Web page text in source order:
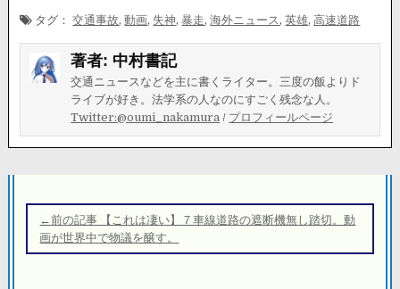
タグ：交通事故,動画, 失神,暴走,海外ニュース ,英雄,高速道路
著者: 中村書記
交通ニュースなどを主に書くライター。三度の飯よりド
ライブが好き。法学系の人なのにすごく残念な人。
Twitter:@oumi_nakamura / プロフィールページ
稿
ナ
←前の記事 【これは凄い】７車線道路の遮断機無し踏切。動
画が世界中で物議を醸す。